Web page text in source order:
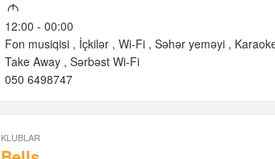
M
12:00 - 00:00
Fon musiqisi İçkilər Wi-Fi Səhər yeməyi
Take Away
Sərbəst Wi-Fi
050 6498747
KLUBLAR